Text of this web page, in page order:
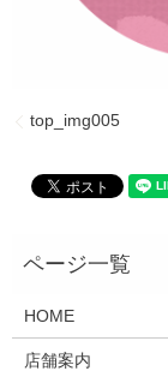
top_img005
HOME
店舗案内